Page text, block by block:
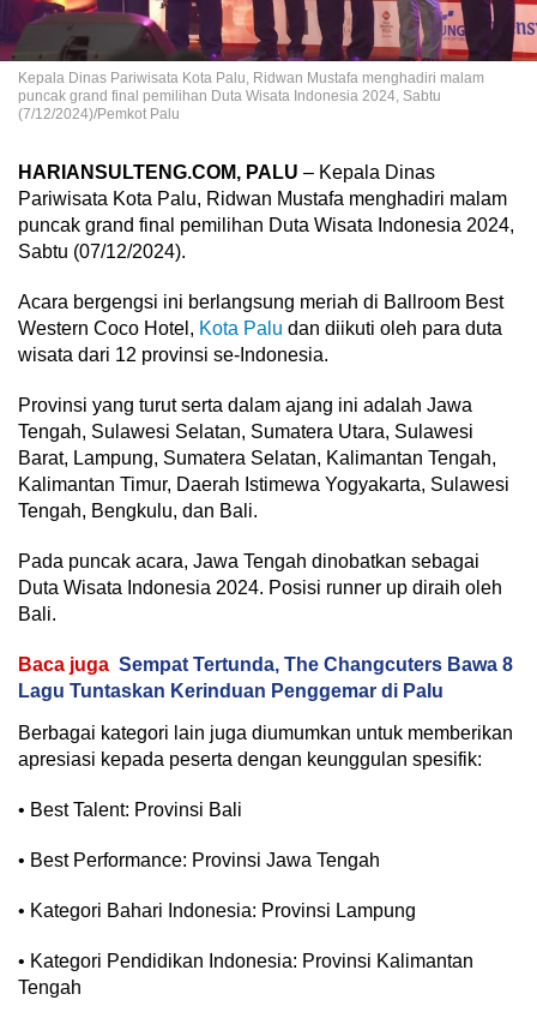
Kepala Dinas Pariwisata Kota Palu, Ridwan Mustafa menghadiri malam
puncak grand final pemilihan Duta Wisata Indonesia 2024, Sabtu
(7/12/2024)/Pemkot Palu
HARIANSULTENG.COM, PALU – Kepala Dinas
Pariwisata Kota Palu, Ridwan Mustafa menghadiri malam
puncak grand final pemilihan Duta Wisata Indonesia 2024,
Sabtu (07/12/2024).
Acara bergengsi ini berlangsung meriah di Ballroom Best
Western Coco Hotel, Kota Palu dan diikuti oleh para duta
wisata dari 12 provinsi se-Indonesia.
Provinsi yang turut serta dalam ajang ini adalah Jawa
Tengah, Sulawesi Selatan, Sumatera Utara, Sulawesi
Barat, Lampung, Sumatera Selatan, Kalimantan Tengah,
Kalimantan Timur, Daerah Istimewa Yogyakarta, Sulawesi
Tengah, Bengkulu, dan Bali.
Pada puncak acara, Jawa Tengah dinobatkan sebagai
Duta Wisata Indonesia 2024. Posisi runner up diraih oleh
Bali.
Baca juga Sempat Tertunda, The Changcuters Bawa 8
Lagu Tuntaskan Kerinduan Penggemar di Palu
Berbagai kategori lain juga diumumkan untuk memberikan
apresiasi kepada peserta dengan keunggulan spesifik:
• Best Talent: Provinsi Bali
• Best Performance: Provinsi Jawa Tengah
• Kategori Bahari Indonesia: Provinsi Lampung
• Kategori Pendidikan Indonesia: Provinsi Kalimantan
Tengah